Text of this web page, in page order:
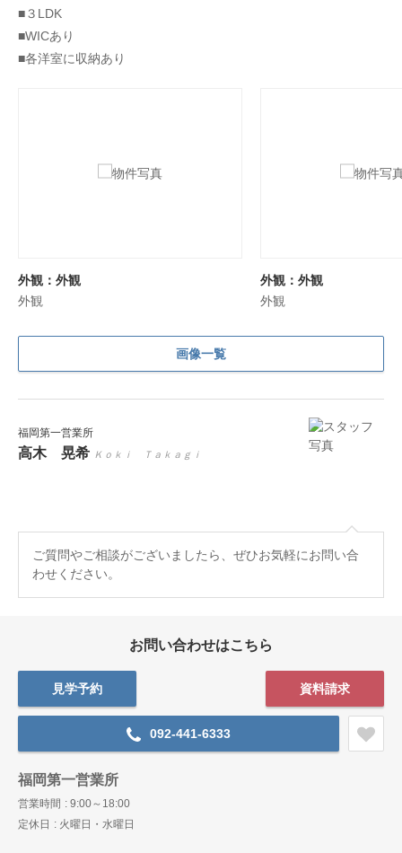
■３LDK
■WICあり
■各洋室に収納あり
外観：外観
外観
外観：外観
外観
画像一覧
福岡第一営業所
高木 晃希 Ｋｏｋｉ Ｔａｋａｇｉ
ご質問やご相談がございましたら、ぜひお気軽にお問い合
わせください。
お問い合わせはこちら
見学予約 資料請求
092-441-6333
福岡第一営業所
営業時間
9:00～18:00
定休日
火曜日・水曜日